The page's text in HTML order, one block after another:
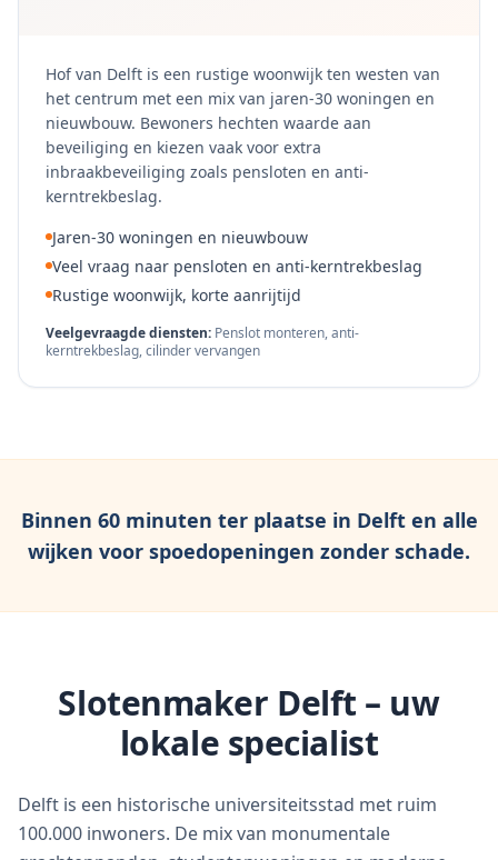
Hof van Delft is een rustige woonwijk ten westen van
het centrum met een mix van jaren-30 woningen en
nieuwbouw. Bewoners hechten waarde aan
beveiliging en kiezen vaak voor extra
inbraakbeveiliging zoals pensloten en anti-
kerntrekbeslag.
Jaren-30 woningen en nieuwbouw
Veel vraag naar pensloten en anti-kerntrekbeslag
Rustige woonwijk, korte aanrijtijd
Veelgevraagde diensten: Penslot monteren, anti-
kerntrekbeslag, cilinder vervangen
Binnen 60 minuten ter plaatse in Delften alle
wijken voor spoedopeningen zonder schade.
Slotenmaker Delft – uw
lokale specialist
Delft is een historische universiteitsstad met ruim
100.000 inwoners. De mix van monumentale